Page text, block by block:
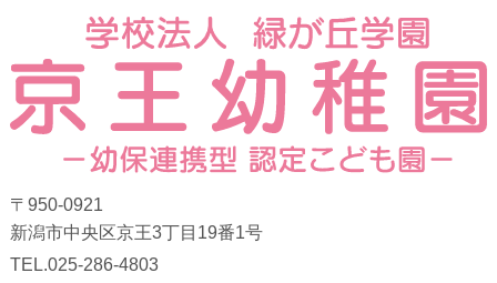
〒950-0921
新潟市中央区京王3丁目19番1号
TEL.025-286-4803